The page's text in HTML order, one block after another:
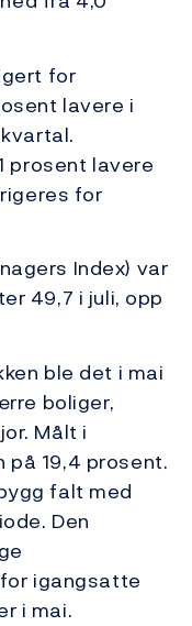
for
lavere i
prosent lavere
for
Index) var
49,7 i juli, opp
ble det i mai
boliger,
Målt i
på 19,4 prosent.
falt med
Den
igangsatte
i mai.